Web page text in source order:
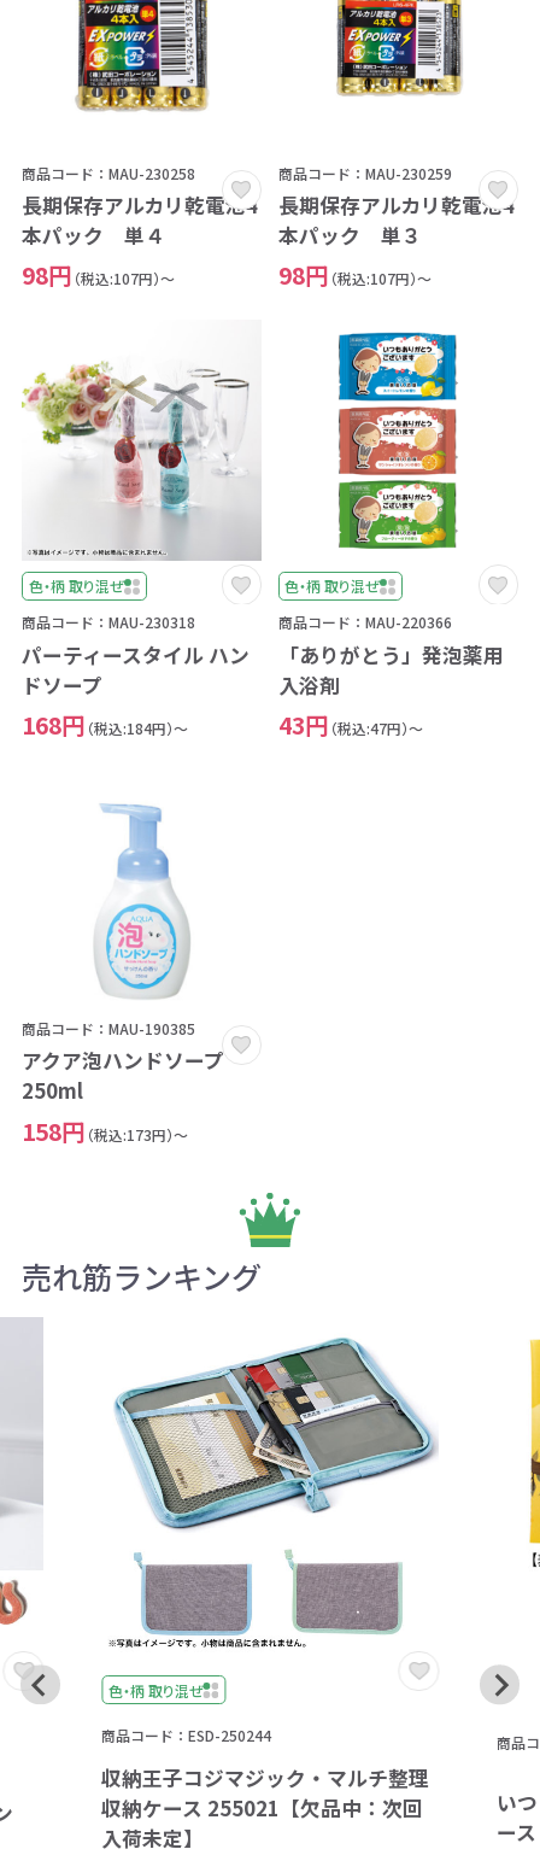
商品コード：MAU-230258
長期保存アルカリ乾電池4
本パック 単４
98円 （税込:107円）～
商品コード：MAU-230259
長期保存アルカリ乾電池4
本パック 単３
98円 （税込:107円）～
色・柄 取り混ぜ
商品コード：MAU-230318
パーティースタイル ハン
ドソープ
168円 （税込:184円）～
色・柄 取り混ぜ
商品コード：MAU-220366
「ありがとう」発泡薬用
入浴剤
43円 （税込:47円）～
商品コード：MAU-190385
アクア泡ハンドソープ
250ml
158円 （税込:173円）～
売れ筋ランキング
色・柄 取り混ぜ
商品コード：ESD-250244
収納王子コジマジック・マルチ整理
収納ケース 255021【欠品中：次回
入荷未定】
商品
い
ー